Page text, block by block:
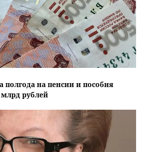
полгода на пенсии и пособия
рублей